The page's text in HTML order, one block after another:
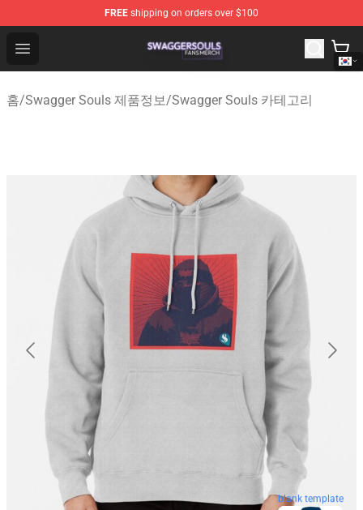
FREE shipping on orders over $100
Open menu
Swagger Souls Shop - Official Swagger Souls
홈/Swagger Souls 제품정보/Swagger Souls 카테고리
blank template